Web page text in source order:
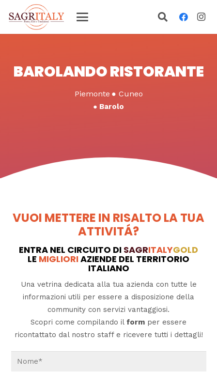
BAROLANDO RISTORANTE
Piemonte ● Cuneo
● Barolo
VUOI METTERE IN RISALTO LA TUA
ATTIVITÁ?
ENTRA NEL CIRCUITO DI SAGRITALYGOLD
LE MIGLIORIAZIENDE DEL TERRITORIO
ITALIANO
Una vetrina dedicata alla tua azienda con tutte le
informazioni utili per essere a disposizione della
community con servizi vantaggiosi.
Scopri come compilando il form per essere
ricontattato dal nostro staff e ricevere tutti i dettagli!